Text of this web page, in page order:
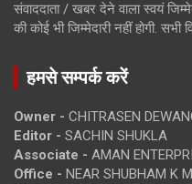
संवाददाता / खबर देने वाला स्वयं
की कोई भी जिम्मेदारी नहीं होगी. सभी
हमसे सम्पर्क करें
Owner - CHITRASEN
Editor - SACHIN SHUKLA
Associate - AMAN
Office - NEAR SHUBHAM K